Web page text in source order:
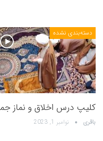
دسته‌بندی نشده
کلیپ درس اخلاق و نماز
باقری نوامبر 1, 2023